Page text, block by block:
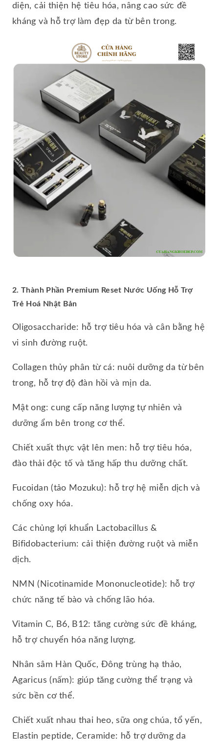
diện, cải thiện hệ tiêu hóa, nâng cao sức đề
kháng và hỗ trợ làm đẹp da từ bên trong.
2. Thành Phần Premium Reset Nước Uống Hỗ Trợ
Trẻ Hoá Nhật Bản
Oligosaccharide: hỗ trợ tiêu hóa và cân bằng hệ
vi sinh đường ruột.
Collagen thủy phân từ cá: nuôi dưỡng da từ bên
trong, hỗ trợ độ đàn hồi và mịn da.
Mật ong: cung cấp năng lượng tự nhiên và
dưỡng ẩm bên trong cơ thể.
Chiết xuất thực vật lên men: hỗ trợ tiêu hóa,
đào thải độc tố và tăng hấp thu dưỡng chất.
Fucoidan (tảo Mozuku): hỗ trợ hệ miễn dịch và
chống oxy hóa.
Các chủng lợi khuẩn Lactobacillus &
Bifidobacterium: cải thiện đường ruột và miễn
dịch.
NMN (Nicotinamide Mononucleotide): hỗ trợ
chức năng tế bào và chống lão hóa.
Vitamin C, B6, B12: tăng cường sức đề kháng,
hỗ trợ chuyển hóa năng lượng.
Nhân sâm Hàn Quốc, Đông trùng hạ thảo,
Agaricus (nấm): giúp tăng cường thể trạng và
sức bền cơ thể.
Chiết xuất nhau thai heo, sữa ong chúa, tổ yến,
Elastin peptide, Ceramide: hỗ trợ dưỡng da